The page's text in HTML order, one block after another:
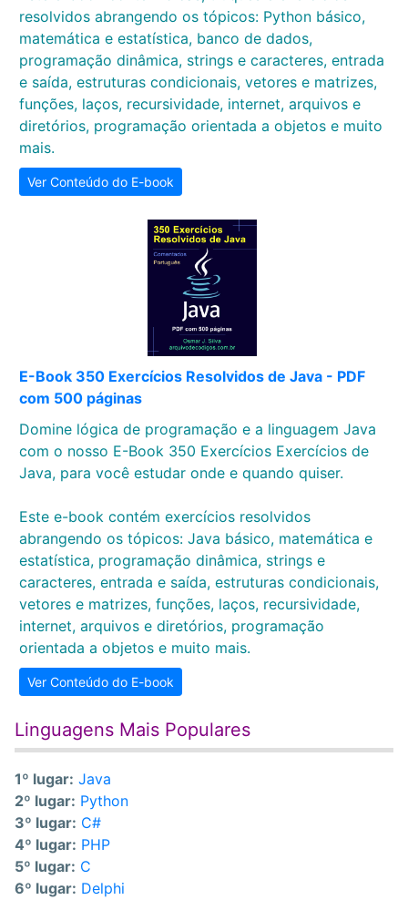
resolvidos abrangendo os tópicos: Python básico,
matemática e estatística, banco de dados,
programação dinâmica, strings e caracteres, entrada
e saída, estruturas condicionais, vetores e matrizes,
funções, laços, recursividade, internet, arquivos e
diretórios, programação orientada a objetos e muito
mais.
Ver Conteúdo do E-book
E-Book 350 Exercícios Resolvidos de Java - PDF
com 500 páginas
Domine lógica de programação e a linguagem Java
com o nosso E-Book 350 Exercícios Exercícios de
Java, para você estudar onde e quando quiser.
Este e-book contém exercícios resolvidos
abrangendo os tópicos: Java básico, matemática e
estatística, programação dinâmica, strings e
caracteres, entrada e saída, estruturas condicionais,
vetores e matrizes, funções, laços, recursividade,
internet, arquivos e diretórios, programação
orientada a objetos e muito mais.
Ver Conteúdo do E-book
Linguagens Mais Populares
1º lugar: Java
2º lugar: Python
3º lugar: C#
4º lugar: PHP
5º lugar: C
6º lugar: Delphi